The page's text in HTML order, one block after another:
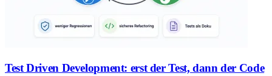
Test Driven Development: erst der Test, dann der Code